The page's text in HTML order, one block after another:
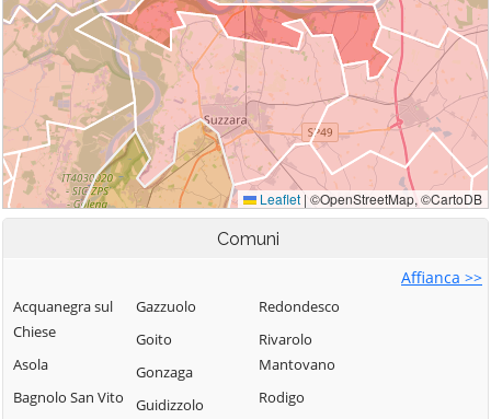
Comuni
Affianca >>
Acquanegra sul
Chiese
Asola
Bagnolo San Vito
Gazzuolo
Goito
Gonzaga
Guidizzolo
Redondesco
Rivarolo
Mantovano
Rodigo